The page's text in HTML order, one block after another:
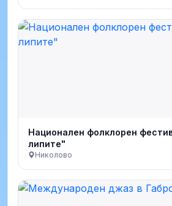
Национален фолклорен
липите"
Николово